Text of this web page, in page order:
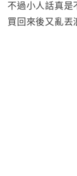
不過小人話真是
買回來後又亂丟